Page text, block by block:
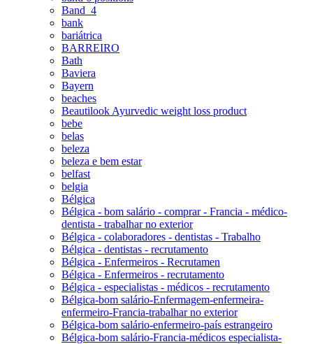
Band_4
bank
bariátrica
BARREIRO
Bath
Baviera
Bayern
beaches
Beautilook Ayurvedic weight loss product
bebe
belas
beleza
beleza e bem estar
belfast
belgia
Bélgica
Bélgica - bom salário - comprar - Francia - médico-
dentista - trabalhar no exterior
Bélgica - colaboradores - dentistas - Trabalho
Bélgica - dentistas - recrutamento
Bélgica - Enfermeiros - Recrutamen
Bélgica - Enfermeiros - recrutamento
Bélgica - especialistas - médicos - recrutamento
Bélgica-bom salário-Enfermagem-enfermeira-
enfermeiro-Francia-trabalhar no exterior
Bélgica-bom salário-enfermeiro-país estrangeiro
Bélgica-bom salário-Francia-médicos especialista-